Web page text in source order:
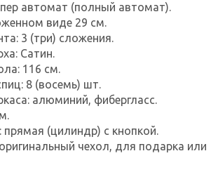
автомат (полный автомат).
виде 29 см.
3 (три) сложения.
Сатин.
116 см.
8 (восемь) шт.
алюминий, фибергласс.
(цилиндр) с кнопкой.
чехол, для подарка или